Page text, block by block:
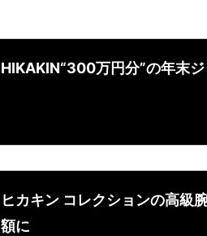
HIKAKIN“300万円分”の年末
ヒカキン コレクションの高級
額に